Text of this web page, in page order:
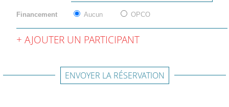
Financement Aucun OPCO
AJOUTER UN PARTICIPANT
ENVOYER LA RÉSERVATION